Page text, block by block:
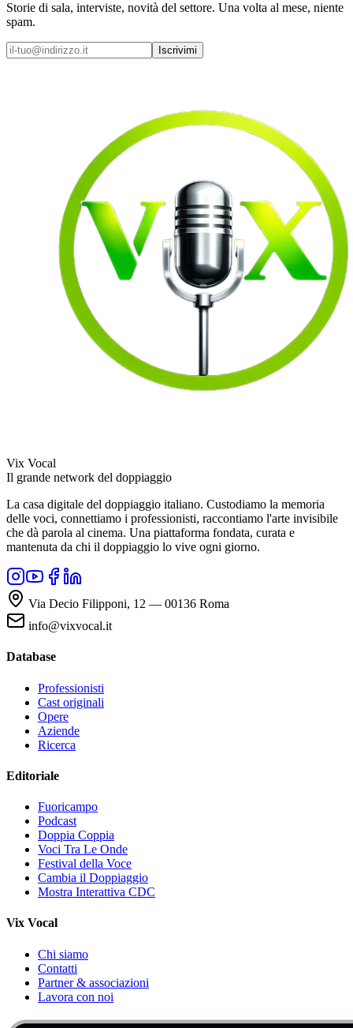
Storie di sala, interviste, novità del settore. Una volta al mese, niente
spam.
Iscrivimi
Vix Vocal
Il grande network del doppiaggio
La casa digitale del doppiaggio italiano. Custodiamo la memoria
delle voci, connettiamo i professionisti, raccontiamo l'arte invisibile
che dà parola al cinema. Una piattaforma fondata, curata e
mantenuta da chi il doppiaggio lo vive ogni giorno.
Via Decio Filipponi, 12 — 00136 Roma
info@vixvocal.it
Database
Professionisti
Cast originali
Opere
Aziende
Ricerca
Editoriale
Fuoricampo
Podcast
Doppia Coppia
Voci Tra Le Onde
Festival della Voce
Cambia il Doppiaggio
Mostra Interattiva CDC
Vix Vocal
Chi siamo
Contatti
Partner & associazioni
Lavora con noi